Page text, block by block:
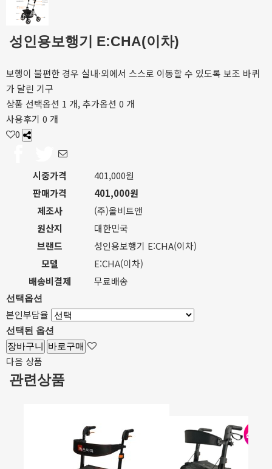
성인용보행기 E:CHA(이차)
보행이 불편한 경우 실내·외에서 스스로 이동할 수 있도록 보조 바퀴
가 달린 기구
상품 선택옵션 1 개, 추가옵션 0 개
사용후기 0 개
0
시중가격
401,000원
판매가격
401,000원
제조사
(주)올비트앤
원산지
대한민국
브랜드
성인용보행기 E:CHA(이차)
모델
E:CHA(이차)
배송비결제
무료배송
선택옵션
본인부담율
선택된 옵션
장바구니 바로구매
다음 상품
관련상품